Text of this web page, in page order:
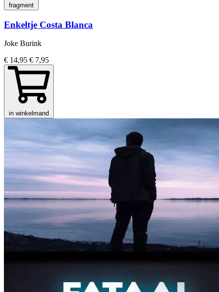
fragment
Enkeltje Costa Blanca
Joke Burink
€ 14,95 € 7,95
in winkelmand